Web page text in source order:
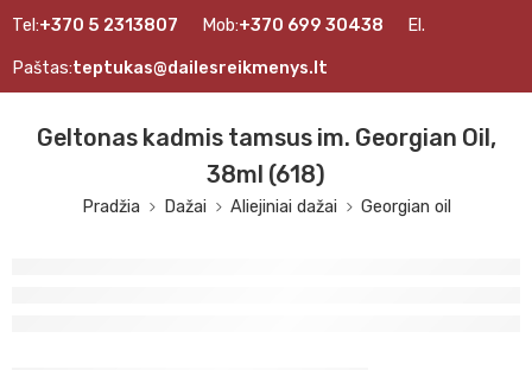
Tel:+370 5 2313807 Mob:+370 699 30438 El.
Paštas:teptukas@dailesreikmenys.lt
Geltonas kadmis tamsus im. Georgian Oil,
38ml (618)
Pradžia Dažai Aliejiniai dažai Georgian oil